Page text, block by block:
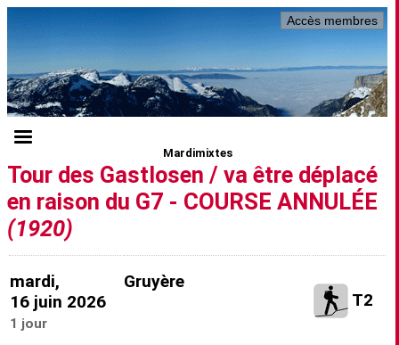
Accès membres
Mardimixtes
Tour des Gastlosen / va être déplacé
en raison du G7 - COURSE ANNULÉE
(1920)
mardi,
16 juin 2026
1 jour
Gruyère
T2